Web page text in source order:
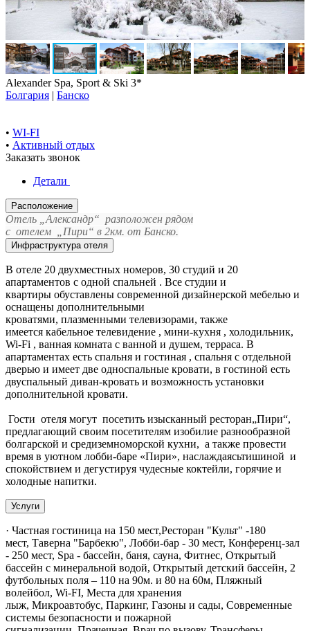
Alexander Spa, Sport & Ski 3*
Болгария | Банско
• WI-FI
• Активный отдых
Заказать звонок
Детали
Расположение
Отель „Александр“ разположен рядом
с отелем „Пири“ в 2км. от Банско.
Инфраструктура отеля
В отеле 20 двухместных номеров, 30 студий и 20
апартаментов с одной спальней . Все студии и
квартиры обуставлены современной дизайнерской мебелью и
оснащены дополнительными
кроватями, плазменными телевизорами, также
имеется кабельное телевидение , мини-кухня , холодильник,
Wi-Fi , ванная комната с ванной и душем, терраса. В
апартаментах есть спальня и гостиная , спальня с отдельной
дверью и имеет две односпальные кровати, в гостиной есть
двуспальный диван-кровать и возможность установки
дополнительной кровати.
Гости отеля могут посетить изысканный ресторан„Пири“,
предлагающий своим посетителям изобилие разнообразной
болгарской и средиземноморской кухни, а также провести
время в уютном лобби-баре «Пири», наслаждаясьтишиной и
спокойствием и дегустируя чудесные коктейли, горячие и
холодные напитки.
Услуги
· Частная гостиница на 150 мест,Ресторан "Культ" -180
мест, Таверна "Барбекю", Лобби-бар - 30 мест, Конференц-зал
- 250 мест, Spa - бассейн, баня, сауна, Фитнес, Открытый
бассейн с минеральной водой, Открытый детский бассейн, 2
футбольных поля – 110 на 90м. и 80 на 60м, Пляжный
волейбол, Wi-FI, Места для хранения
лыж, Микроавтобус, Паркинг, Газоны и сады, Современные
системы безопасности и пожарной